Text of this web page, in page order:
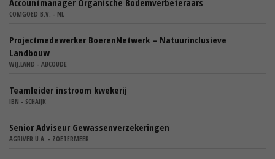
Accountmanager Organische Bodemverbeteraars
COMGOED B.V. - NL
Projectmedewerker BoerenNetwerk – Natuurinclusieve
Landbouw
WIJ.LAND - ABCOUDE
Teamleider instroom kwekerij
IBN - SCHAIJK
Senior Adviseur Gewassenverzekeringen
AGRIVER U.A. - ZOETERMEER